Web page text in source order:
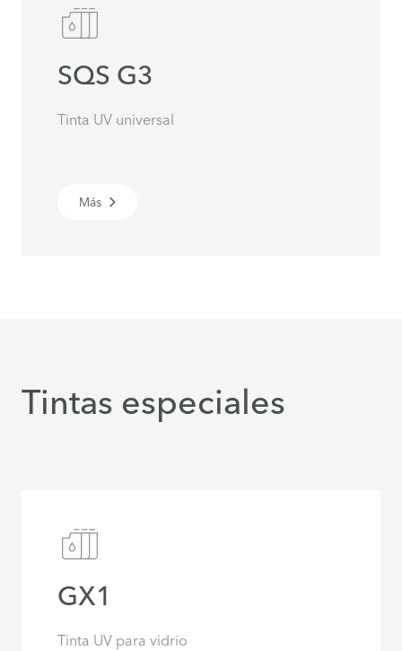
SQS G3
Tinta UV universal
Más
Tintas especiales
GX1
Tinta UV para vidrio